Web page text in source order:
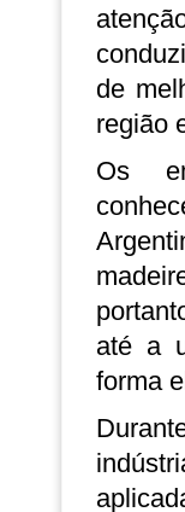
de
região
Os
até a
forma